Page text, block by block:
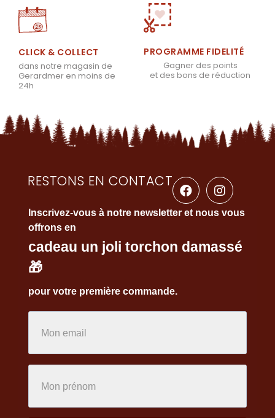
CLICK & COLLECT
dans notre magasin de
Gerardmer en moins de
24h
PROGRAMME FIDELITÉ
Gagner des points
et des bons de réduction
RESTONS EN CONTACT
Inscrivez-vous à notre newsletter et nous vous
offrons en
cadeau un joli torchon damassé
🎁
pour votre première commande.